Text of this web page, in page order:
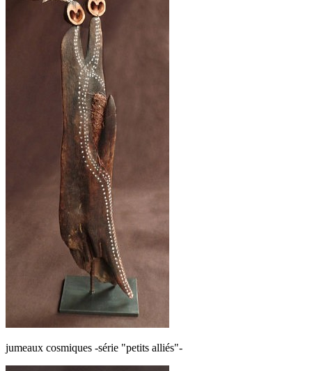
jumeaux cosmiques -série "petits alliés"-